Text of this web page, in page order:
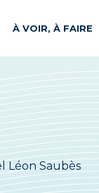
À VOIR, À FAIRE
Léon Saubès